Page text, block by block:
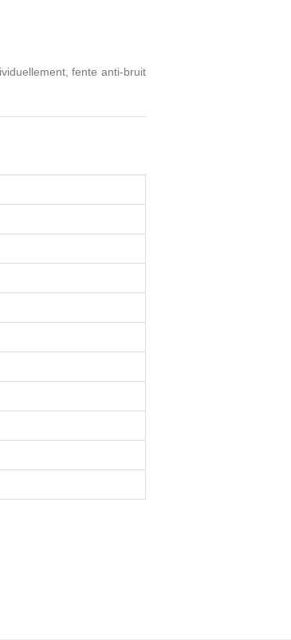
fente anti-bruit